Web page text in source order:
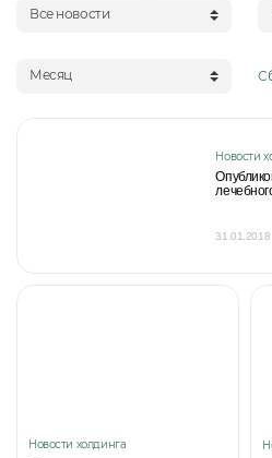
Все новости
Месяц
Новости
31.01.2018
Новости холдинга